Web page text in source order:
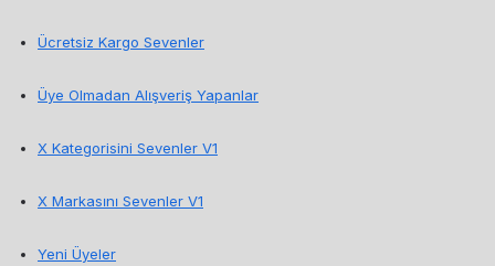
Ücretsiz Kargo Sevenler
Üye Olmadan Alışveriş Yapanlar
X Kategorisini Sevenler V1
X Markasını Sevenler V1
Yeni Üyeler